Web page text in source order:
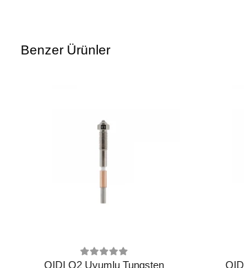
Benzer Ürünler
QIDI Q2 Uyumlu Tungsten